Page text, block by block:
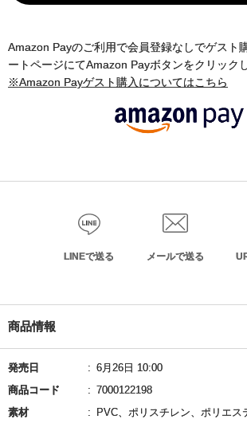
Amazon Payのご利用で会員登録なしでゲスト
ートページにてAmazon Payボタンをクリック
※Amazon Payゲスト購入についてはこちら
LINEで送る メールで送る
商品情報
発売日
6月26日 10:00
商品コード
7000122198
素材
PVC、ポリスチレン、ポリエス